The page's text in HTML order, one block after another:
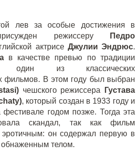
лев за особые достижения в
режиссеру
Педро
актрисе Джулии Эндрюс.
в качестве превью по традиции
один из классических
фильмов. В этом году был выбран
) чешского режиссера
Густава
), который создан в 1933 году и
годом позже. Тогда эта
скандал, так как фильм
эротичным: он содержал первую в
обнаженным телом.